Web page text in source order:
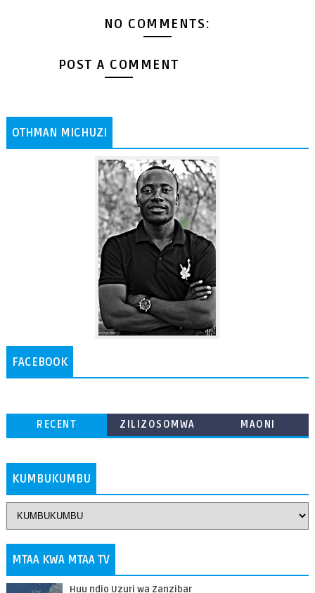
NO COMMENTS:
POST A COMMENT
OTHMAN MICHUZI
FACEBOOK
RECENT
ZILIZOSOMWA
MAONI
KUMBUKUMBU
MTAA KWA MTAA TV
Huu ndio Uzuri wa Zanzibar